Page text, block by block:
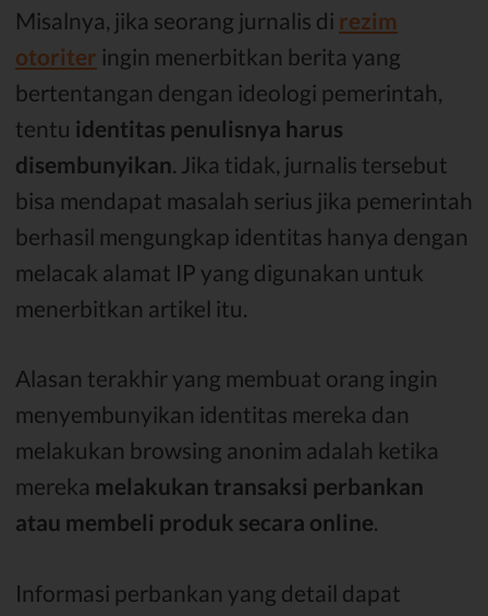
Misalnya, jika seorang jurnalis di rezim
otoriter ingin menerbitkan berita yang
bertentangan dengan ideologi pemerintah,
tentu identitas penulisnya harus
disembunyikan. Jika tidak, jurnalis tersebut
bisa mendapat masalah serius jika pemerintah
berhasil mengungkap identitas hanya dengan
melacak alamat IP yang digunakan untuk
menerbitkan artikel itu.
Alasan terakhir yang membuat orang ingin
menyembunyikan identitas mereka dan
melakukan browsing anonim adalah ketika
mereka melakukan transaksi perbankan
atau membeli produk secara online.
Informasi perbankan yang detail dapat